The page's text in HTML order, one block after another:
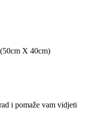
X 40cm)
i pomaže vam vidjeti